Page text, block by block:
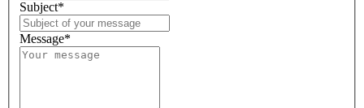
Subject*
Message*